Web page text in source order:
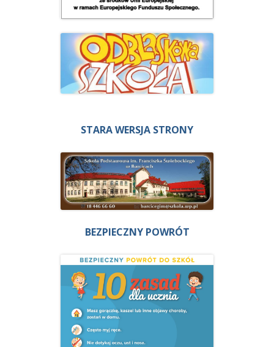
STARA WERSJA STRONY
BEZPIECZNY POWRÓT